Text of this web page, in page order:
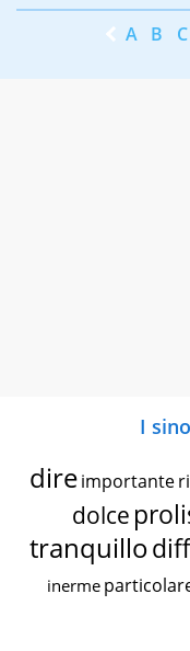
A B C
I
dire importante
dolce
tranquillo
inerme